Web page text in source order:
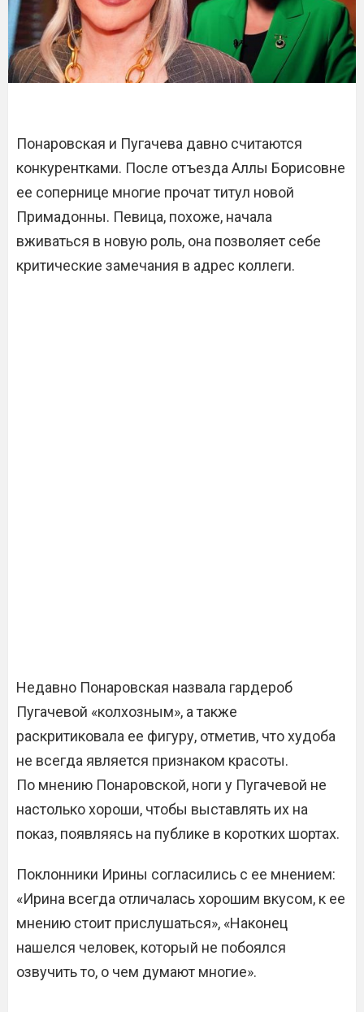
Понаровская и Пугачева давно считаются
конкурентками. После отъезда Аллы Борисовне
ее сопернице многие прочат титул новой
Примадонны. Певица, похоже, начала
вживаться в новую роль, она позволяет себе
критические замечания в адрес коллеги.
Недавно Понаровская назвала гардероб
Пугачевой «колхозным», а также
раскритиковала ее фигуру, отметив, что худоба
не всегда является признаком красоты.
По мнению Понаровской, ноги у Пугачевой не
настолько хороши, чтобы выставлять их на
показ, появляясь на публике в коротких шортах.
Поклонники Ирины согласились с ее мнением:
«Ирина всегда отличалась хорошим вкусом, к ее
мнению стоит прислушаться», «Наконец
нашелся человек, который не побоялся
озвучить то, о чем думают многие».